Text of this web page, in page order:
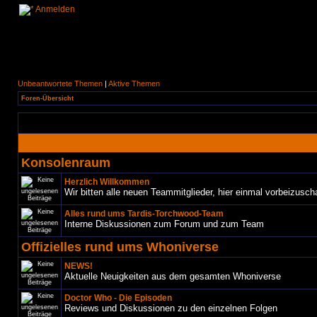
Anmelden
Unbeantwortete Themen | Aktive Themen
Foren-Übersicht
Konsolenraum
Herzlich Willkommen
Wir bitten alle neuen Teammitglieder, hier einmal
Alles rund ums Tardis-Torchwood-Team
Interne Diskussionen zum Forum und zum Team
Offizielles rund ums Whoniverse
NEWS!
Aktuelle Neuigkeiten aus dem gesamten Whoniverse
Doctor Who - Die Episoden
Reviews und Diskussionen zu den einzelnen Folgen